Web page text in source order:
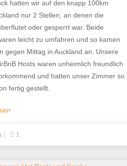
hatten wir auf den knapp 100km
nur 2 Stellen, an denen die
oder gesperrt war. Beide
leicht zu umfahren und so kamen
gegen Mittag in Auckland an. Unsere
Hosts waren unheimlich freundlich
und hatten unser Zimmer so
fertig gestellt.
1